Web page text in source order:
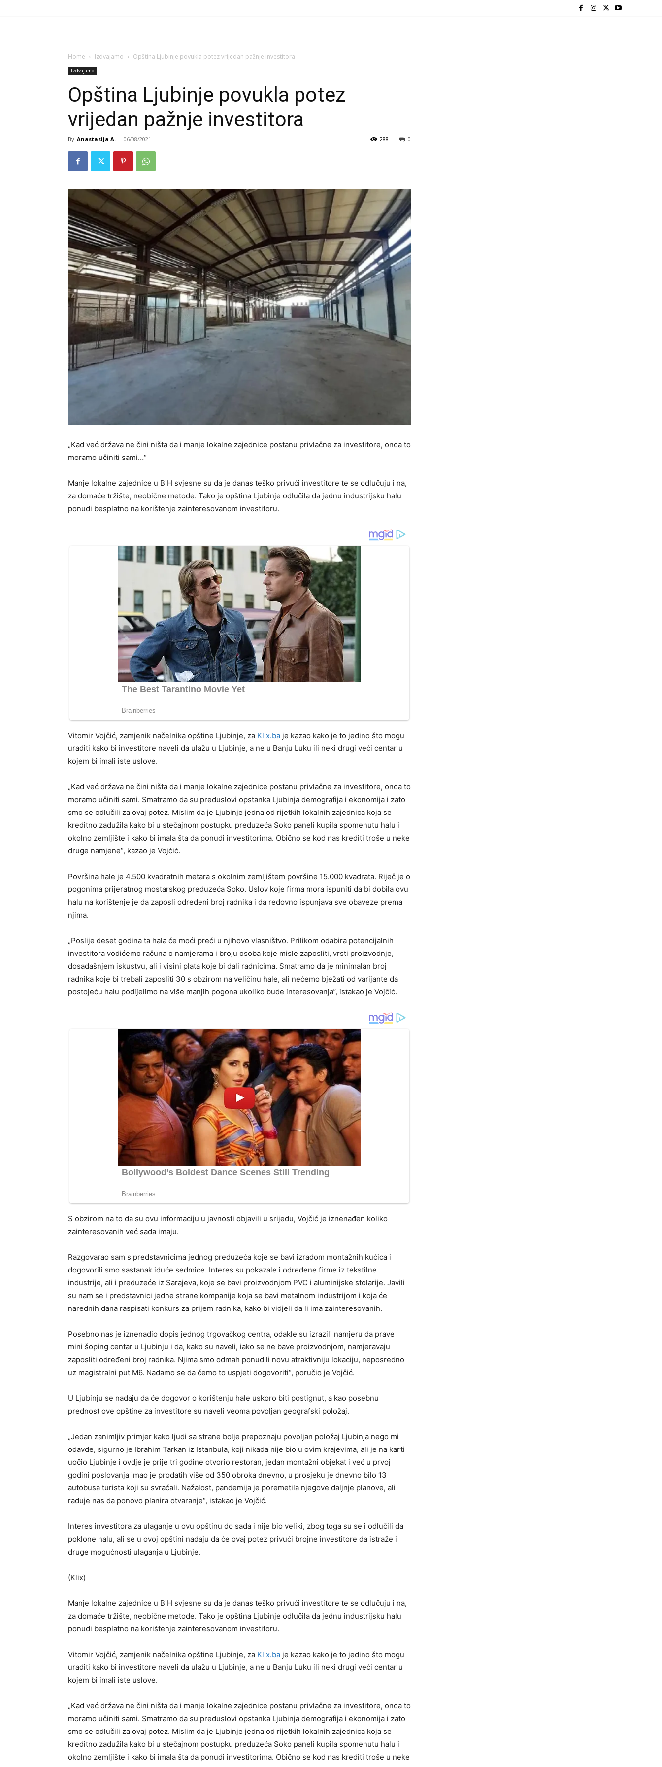
Home Izdvajamo Opština Ljubinje povukla potez vrijedan pažnje investitora
Izdvajamo
Opština Ljubinje povukla potez
vrijedan pažnje investitora
By Anastasija A. - 06/08/2021 0
288
„Kad već država ne čini ništa da i manje lokalne zajednice postanu privlačne za investitore, onda to
moramo učiniti sami…“
Manje lokalne zajednice u BiH svjesne su da je danas teško privući investitore te se odlučuju i na,
za domaće tržište, neobične metode. Tako je opština Ljubinje odlučila da jednu industrijsku halu
ponudi besplatno na korištenje zainteresovanom investitoru.
Vitomir Vojčić, zamjenik načelnika opštine Ljubinje, za Klix.ba je kazao kako je to jedino što mogu
uraditi kako bi investitore naveli da ulažu u Ljubinje, a ne u Banju Luku ili neki drugi veći centar u
kojem bi imali iste uslove.
„Kad već država ne čini ništa da i manje lokalne zajednice postanu privlačne za investitore, onda to
moramo učiniti sami. Smatramo da su preduslovi opstanka Ljubinja demografija i ekonomija i zato
smo se odlučili za ovaj potez. Mislim da je Ljubinje jedna od rijetkih lokalnih zajednica koja se
kreditno zadužila kako bi u stečajnom postupku preduzeća Soko paneli kupila spomenutu halu i
okolno zemljište i kako bi imala šta da ponudi investitorima. Obično se kod nas krediti troše u neke
druge namjene“, kazao je Vojčić.
Površina hale je 4.500 kvadratnih metara s okolnim zemljištem površine 15.000 kvadrata. Riječ je o
pogonima prijeratnog mostarskog preduzeća Soko. Uslov koje firma mora ispuniti da bi dobila ovu
halu na korištenje je da zaposli određeni broj radnika i da redovno ispunjava sve obaveze prema
njima.
„Poslije deset godina ta hala će moći preći u njihovo vlasništvo. Prilikom odabira potencijalnih
investitora vodićemo računa o namjerama i broju osoba koje misle zaposliti, vrsti proizvodnje,
dosadašnjem iskustvu, ali i visini plata koje bi dali radnicima. Smatramo da je minimalan broj
radnika koje bi trebali zaposliti 30 s obzirom na veličinu hale, ali nećemo bježati od varijante da
postojeću halu podijelimo na više manjih pogona ukoliko bude interesovanja“, istakao je Vojčić.
S obzirom na to da su ovu informaciju u javnosti objavili u srijedu, Vojčić je iznenađen koliko
zainteresovanih već sada imaju.
Razgovarao sam s predstavnicima jednog preduzeća koje se bavi izradom montažnih kućica i
dogovorili smo sastanak iduće sedmice. Interes su pokazale i određene firme iz tekstilne
industrije, ali i preduzeće iz Sarajeva, koje se bavi proizvodnjom PVC i aluminijske stolarije. Javili
su nam se i predstavnici jedne strane kompanije koja se bavi metalnom industrijom i koja će
narednih dana raspisati konkurs za prijem radnika, kako bi vidjeli da li ima zainteresovanih.
Posebno nas je iznenadio dopis jednog trgovačkog centra, odakle su izrazili namjeru da prave
mini šoping centar u Ljubinju i da, kako su naveli, iako se ne bave proizvodnjom, namjeravaju
zaposliti određeni broj radnika. Njima smo odmah ponudili novu atraktivniju lokaciju, neposredno
uz magistralni put M6. Nadamo se da ćemo to uspjeti dogovoriti“, poručio je Vojčić.
U Ljubinju se nadaju da će dogovor o korištenju hale uskoro biti postignut, a kao posebnu
prednost ove opštine za investitore su naveli veoma povoljan geografski položaj.
„Jedan zanimljiv primjer kako ljudi sa strane bolje prepoznaju povoljan položaj Ljubinja nego mi
odavde, sigurno je Ibrahim Tarkan iz Istanbula, koji nikada nije bio u ovim krajevima, ali je na karti
uočio Ljubinje i ovdje je prije tri godine otvorio restoran, jedan montažni objekat i već u prvoj
godini poslovanja imao je prodatih više od 350 obroka dnevno, u prosjeku je dnevno bilo 13
autobusa turista koji su svraćali. Nažalost, pandemija je poremetila njegove daljnje planove, ali
raduje nas da ponovo planira otvaranje“, istakao je Vojčić.
Interes investitora za ulaganje u ovu opštinu do sada i nije bio veliki, zbog toga su se i odlučili da
poklone halu, ali se u ovoj opštini nadaju da će ovaj potez privući brojne investitore da istraže i
druge mogućnosti ulaganja u Ljubinje.
(Klix)
Manje lokalne zajednice u BiH svjesne su da je danas teško privući investitore te se odlučuju i na,
za domaće tržište, neobične metode. Tako je opština Ljubinje odlučila da jednu industrijsku halu
ponudi besplatno na korištenje zainteresovanom investitoru.
Vitomir Vojčić, zamjenik načelnika opštine Ljubinje, za Klix.ba je kazao kako je to jedino što mogu
uraditi kako bi investitore naveli da ulažu u Ljubinje, a ne u Banju Luku ili neki drugi veći centar u
kojem bi imali iste uslove.
„Kad već država ne čini ništa da i manje lokalne zajednice postanu privlačne za investitore, onda to
moramo učiniti sami. Smatramo da su preduslovi opstanka Ljubinja demografija i ekonomija i zato
smo se odlučili za ovaj potez. Mislim da je Ljubinje jedna od rijetkih lokalnih zajednica koja se
kreditno zadužila kako bi u stečajnom postupku preduzeća Soko paneli kupila spomenutu halu i
okolno zemljište i kako bi imala šta da ponudi investitorima. Obično se kod nas krediti troše u neke